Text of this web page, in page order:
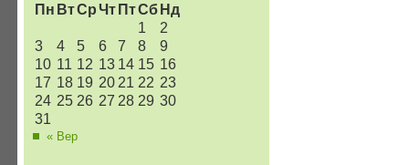
Пн ВтСрЧт ПтСб Нд
1
2
3
4 5 6 7 8
9
10 11 12 13 14 15 16
17 18 19 20 21 22 23
24 25 26 27 28 29 30
31
« Вер